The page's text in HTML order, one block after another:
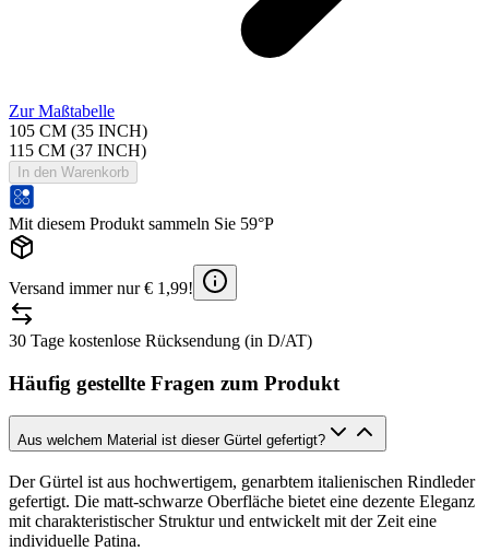
Zur Maßtabelle
105 CM (35 INCH)
115 CM (37 INCH)
In den Warenkorb
Mit diesem Produkt sammeln Sie 59°P
Versand immer nur € 1,99!
30 Tage kostenlose Rücksendung (in D/AT)
Häufig gestellte Fragen zum Produkt
Aus welchem Material ist dieser Gürtel gefertigt?
Der Gürtel ist aus hochwertigem, genarbtem italienischen Rindleder
gefertigt. Die matt-schwarze Oberfläche bietet eine dezente Eleganz
mit charakteristischer Struktur und entwickelt mit der Zeit eine
individuelle Patina.